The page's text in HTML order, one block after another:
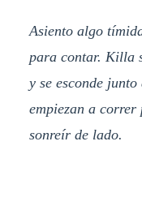
Asiento algo
para contar. Killa
y se esconde
empiezan a correr
sonreír de lado.